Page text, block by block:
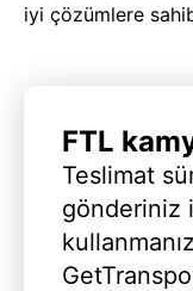
iyi çözümlere
FTL
Teslimat
gönderiniz